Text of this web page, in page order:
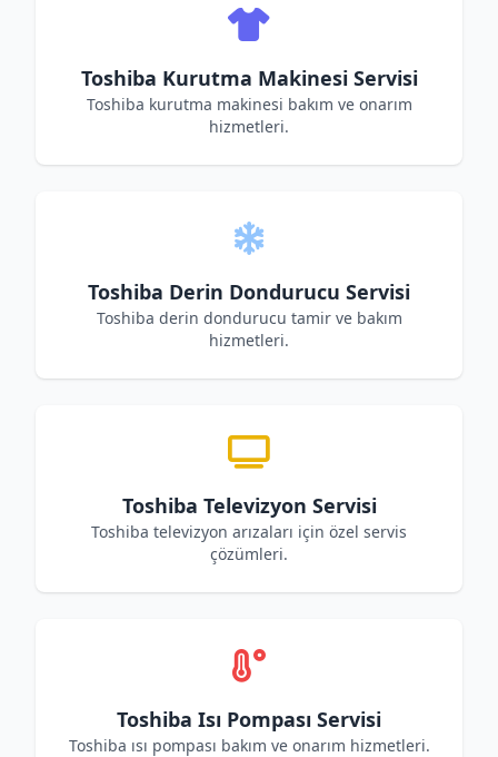
Toshiba Kurutma Makinesi Servisi
Toshiba kurutma makinesi bakım ve onarım
hizmetleri.
Toshiba Derin Dondurucu Servisi
Toshiba derin dondurucu tamir ve bakım
hizmetleri.
Toshiba Televizyon Servisi
Toshiba televizyon arızaları için özel servis
çözümleri.
Toshiba Isı Pompası Servisi
Toshiba ısı pompası bakım ve onarım hizmetleri.